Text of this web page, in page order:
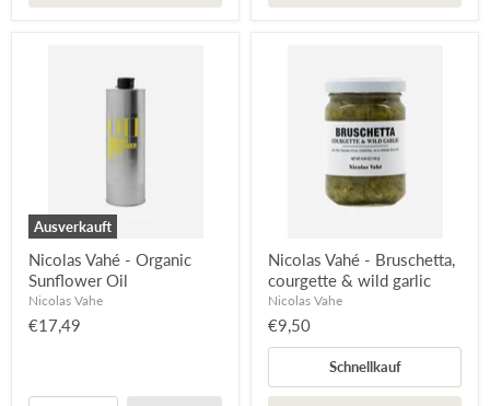
Ausverkauft
Nicolas Vahé - Organic
Sunflower Oil
Nicolas Vahe
€17,49
Nicolas Vahé - Bruschetta,
courgette & wild garlic
Nicolas Vahe
€9,50
Schnellkauf